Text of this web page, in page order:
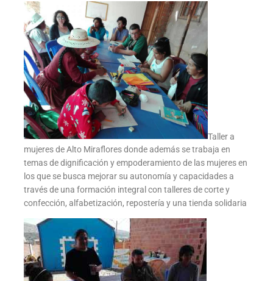
Taller a
mujeres de Alto Miraflores donde además se trabaja en
temas de dignificación y empoderamiento de las mujeres en
los que se busca mejorar su autonomía y capacidades a
través de una formación integral con talleres de corte y
confección, alfabetización, repostería y una tienda solidaria